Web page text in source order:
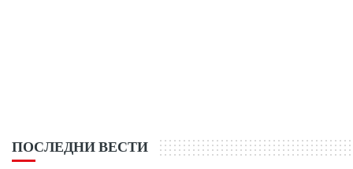
ПОСЛЕДНИ ВЕСТИ